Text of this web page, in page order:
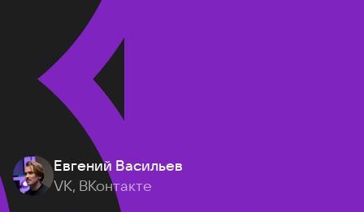
Евгений Васильев
VK, ВКонтакте